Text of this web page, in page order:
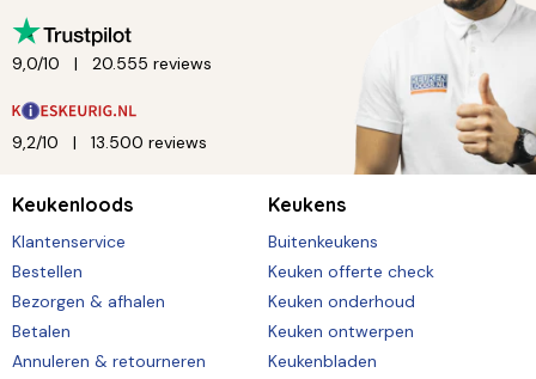
9,0/10 20.555 reviews
9,2/10 13.500 reviews
Keukenloods
Klantenservice
Bestellen
Bezorgen & afhalen
Betalen
Annuleren & retourneren
Keukens
Buitenkeukens
Keuken offerte check
Keuken onderhoud
Keuken ontwerpen
Keukenbladen